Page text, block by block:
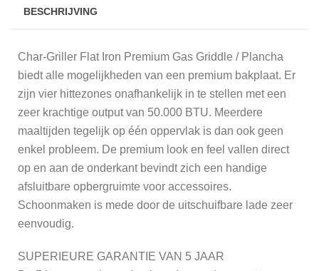
BESCHRIJVING
Char-Griller Flat Iron Premium Gas Griddle / Plancha
biedt alle mogelijkheden van een premium bakplaat. Er
zijn vier hittezones onafhankelijk in te stellen met een
zeer krachtige output van 50.000 BTU. Meerdere
maaltijden tegelijk op één oppervlak is dan ook geen
enkel probleem. De premium look en feel vallen direct
op en aan de onderkant bevindt zich een handige
afsluitbare opbergruimte voor accessoires.
Schoonmaken is mede door de uitschuifbare lade zeer
eenvoudig.
SUPERIEURE GARANTIE VAN 5 JAAR